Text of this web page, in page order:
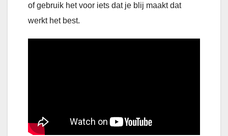
of gebruik het voor iets dat je blij maakt dat
werkt het best.